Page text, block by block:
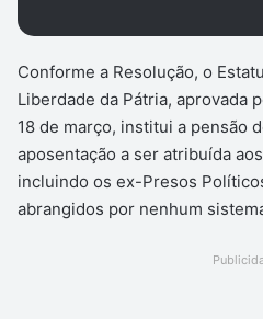
Conforme a Resolução, o
Liberdade da Pátria, aprovada
18 de março, institui a pensão
aposentação a ser atribuída
incluindo os ex-Presos
abrangidos por nenhum